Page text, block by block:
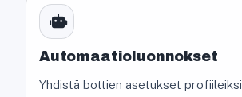
Automaatioluonnokset
Yhdistä bottien asetukset profiileiksi